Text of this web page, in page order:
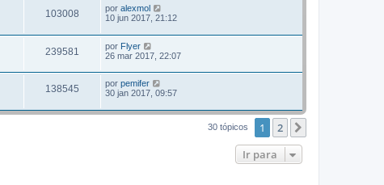
103008 por alexmol
10 jun 2017, 21:12
239581 por Flyer
26 mar 2017, 22:07
138545 por pemifer
30 jan 2017, 09:57
30 tópicos 1 2
Ir para